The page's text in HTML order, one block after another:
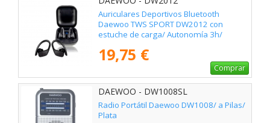
Auriculares Deportivos Bluetooth
Daewoo TWS SPORT DW2012 con
estuche de carga/ Autonomía 3h/
19,75 €
Comprar
DAEWOO - DW1008SL
Radio Portátil Daewoo DW1008/ a Pilas/
Plata